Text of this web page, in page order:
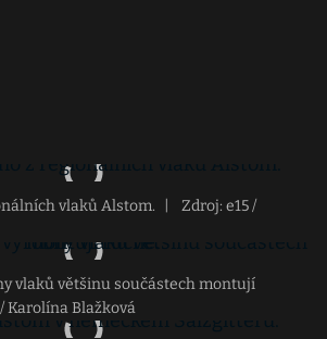
vlaků Alstom.
Zdroj: e15 /
vlaků většinu součástech montují
Karolína Blažková